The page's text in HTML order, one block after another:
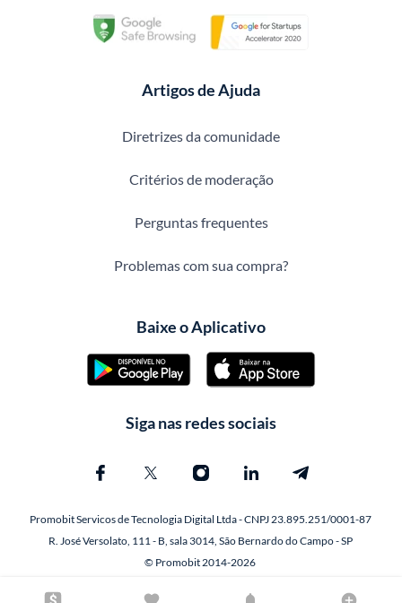
Artigos de Ajuda
Diretrizes da comunidade
Critérios de moderação
Perguntas frequentes
Problemas com sua compra?
Baixe o Aplicativo
Siga nas redes sociais
Promobit Servicos de Tecnologia Digital Ltda - CNPJ 23.895.251/0001-87
R. José Versolato, 111 - B, sala 3014, São Bernardo do Campo - SP
© Promobit 2014-2026